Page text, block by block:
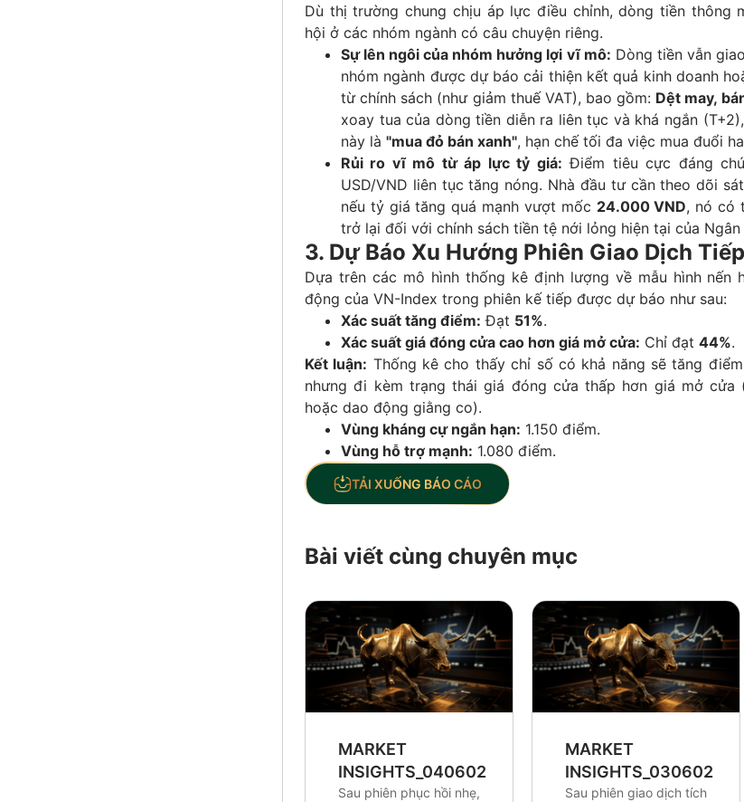
Dù thị trường chung chịu áp lực điều chỉnh, dòng tiền thông
hội ở các nhóm ngành có câu chuyện riêng.
Sự lên ngôi của nhóm hưởng lợi vĩ mô: Dòng tiền vẫn
nhóm ngành được dự báo cải thiện kết quả kinh doanh
từ chính sách (như giảm thuế VAT), bao gồm: Dệt may,
xoay tua của dòng tiền diễn ra liên tục và khá ngắn
này là "mua đỏ bán xanh", hạn chế tối đa việc mua đuổi
Rủi ro vĩ mô từ áp lực tỷ giá: Điểm tiêu cực đáng
USD/VND liên tục tăng nóng. Nhà đầu tư cần theo dõi
nếu tỷ giá tăng quá mạnh vượt mốc 24.000 VND, nó có
trở lại đối với chính sách tiền tệ nới lỏng hiện tại của Ngân
3. Dự Báo Xu Hướng Phiên Giao Dịch
Dựa trên các mô hình thống kê định lượng về mẫu hình nến
động của VN-Index trong phiên kế tiếp được dự báo như sau:
Xác suất tăng điểm: Đạt 51%.
Xác suất giá đóng cửa cao hơn giá mở cửa: Chỉ đạt 44%.
Kết luận: Thống kê cho thấy chỉ số có khả năng sẽ tăng
nhưng đi kèm trạng thái giá đóng cửa thấp hơn giá mở cửa
hoặc dao động giằng co).
Vùng kháng cự ngắn hạn: 1.150 điểm.
Vùng hỗ trợ mạnh: 1.080 điểm.
TẢI XUỐNG BÁO CÁO
Bài viết cùng chuyên mục
MARKET
INSIGHTS_0406026
Sau phiên phục hồi nhẹ,
MARKET
INSIGHTS_0306026
Sau phiên giao dịch tích